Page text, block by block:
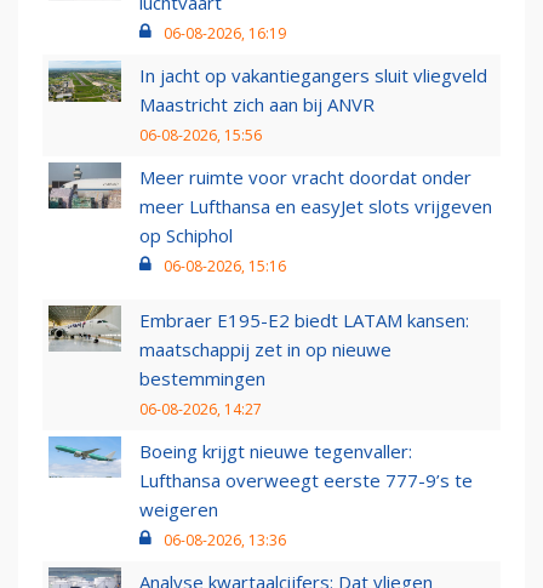
06-08-2026, 16:19
In jacht op vakantiegangers sluit vliegveld
Maastricht zich aan bij ANVR
06-08-2026, 15:56
Meer ruimte voor vracht doordat onder
meer Lufthansa en easyJet slots vrijgeven
op Schiphol
06-08-2026, 15:16
Embraer E195-E2 biedt LATAM kansen:
maatschappij zet in op nieuwe
bestemmingen
06-08-2026, 14:27
Boeing krijgt nieuwe tegenvaller:
Lufthansa overweegt eerste 777-9’s te
weigeren
06-08-2026, 13:36
Analyse kwartaalcijfers: Dat vliegen